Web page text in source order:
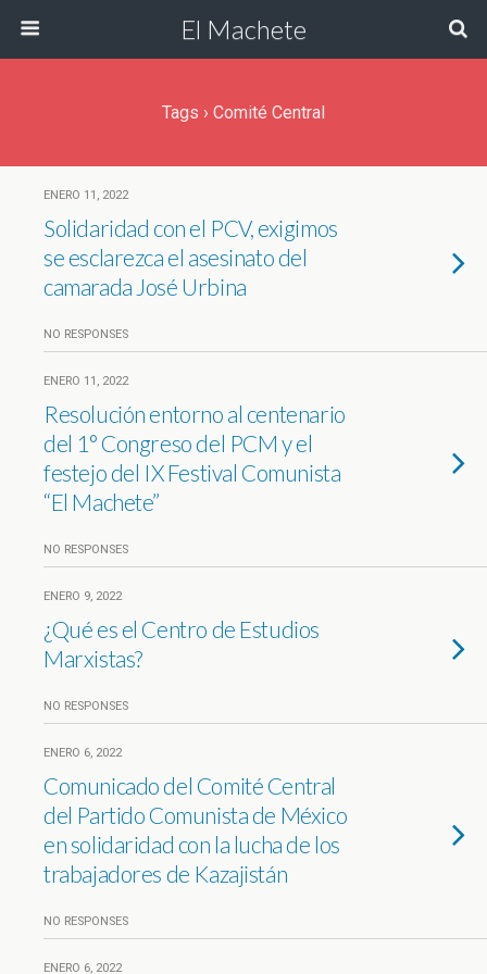
El Machete
Tags › Comité Central
ENERO 11, 2022
Solidaridad con el PCV, exigimos
se esclarezca el asesinato del
camarada José Urbina
NO RESPONSES
ENERO 11, 2022
Resolución entorno al centenario
del 1° Congreso del PCM y el
festejo del IX Festival Comunista
“El Machete”
NO RESPONSES
ENERO 9, 2022
¿Qué es el Centro de Estudios
Marxistas?
NO RESPONSES
ENERO 6, 2022
Comunicado del Comité Central
del Partido Comunista de México
en solidaridad con la lucha de los
trabajadores de Kazajistán
NO RESPONSES
ENERO 6, 2022